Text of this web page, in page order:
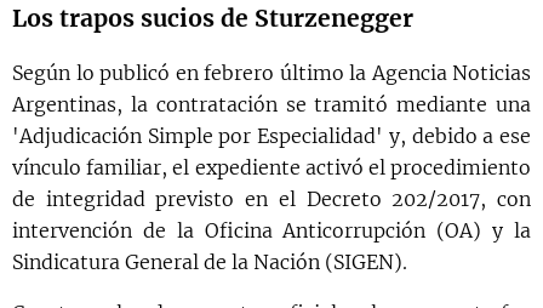
Los trapos sucios de Sturzenegger
Según lo publicó en febrero último la Agencia Noticias
Argentinas, la contratación se tramitó mediante una
'Adjudicación Simple por Especialidad' y, debido a ese
vínculo familiar, el expediente activó el procedimiento
de integridad previsto en el Decreto 202/2017, con
intervención de la Oficina Anticorrupción (OA) y la
Sindicatura General de la Nación (SIGEN).